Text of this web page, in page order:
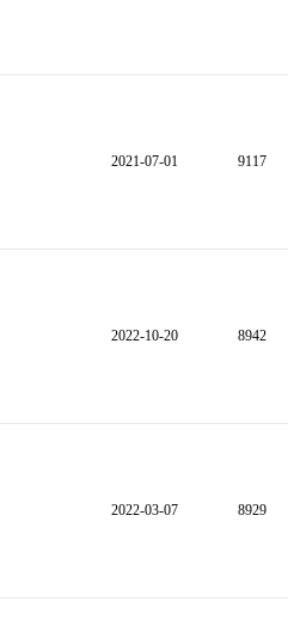
2021-07-01 9117
2022-10-20 8942
2022-03-07 8929